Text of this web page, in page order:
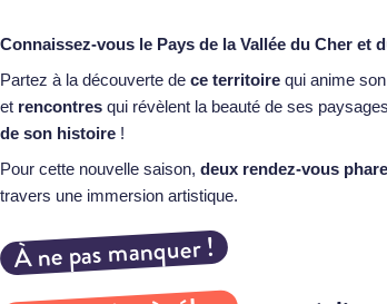
Connaissez-vous le Pays de la Vallée du Cher et
Partez à la découverte de ce territoire qui anime
et rencontres qui révèlent la beauté de ses
de son histoire !
Pour cette nouvelle saison, deux rendez-vous
travers une immersion artistique.
À ne pas manquer !